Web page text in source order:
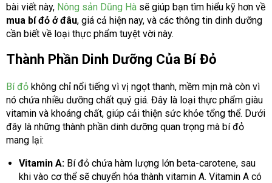
bài viết này, Nông sản Dũng Hà sẽ giúp bạn tìm hiểu kỹ hơn về
mua bí đỏ ở đâu, giá cả hiện nay, và các thông tin dinh dưỡng
cần biết về loại thực phẩm tuyệt vời này.
Thành Phần Dinh Dưỡng Của Bí Đỏ
Bí đỏ không chỉ nổi tiếng vì vị ngọt thanh, mềm mịn mà còn vì
nó chứa nhiều dưỡng chất quý giá. Đây là loại thực phẩm giàu
vitamin và khoáng chất, giúp cải thiện sức khỏe tổng thể. Dưới
đây là những thành phần dinh dưỡng quan trọng mà bí đỏ
mang lại:
Vitamin A:Bí đỏ chứa hàm lượng lớn beta-carotene, sau
khi vào cơ thể sẽ chuyển hóa thành vitamin A. Vitamin A có